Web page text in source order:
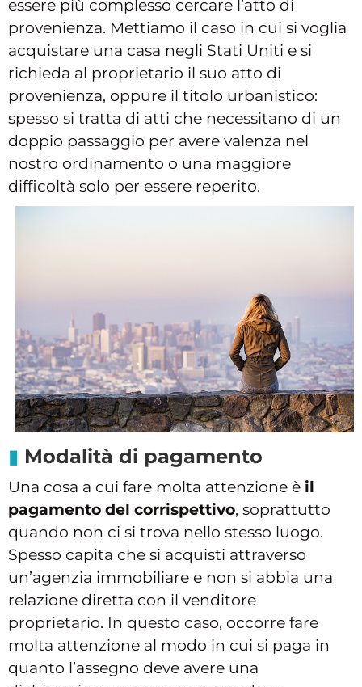
essere più complesso cercare l’atto di
provenienza. Mettiamo il caso in cui si voglia
acquistare una casa negli Stati Uniti e si
richieda al proprietario il suo atto di
provenienza, oppure il titolo urbanistico:
spesso si tratta di atti che necessitano di un
doppio passaggio per avere valenza nel
nostro ordinamento o una maggiore
difficoltà solo per essere reperito.
Modalità di pagamento
Una cosa a cui fare molta attenzione è il
pagamento del corrispettivo, soprattutto
quando non ci si trova nello stesso luogo.
Spesso capita che si acquisti attraverso
un’agenzia immobiliare e non si abbia una
relazione diretta con il venditore
proprietario. In questo caso, occorre fare
molta attenzione al modo in cui si paga in
quanto l’assegno deve avere una